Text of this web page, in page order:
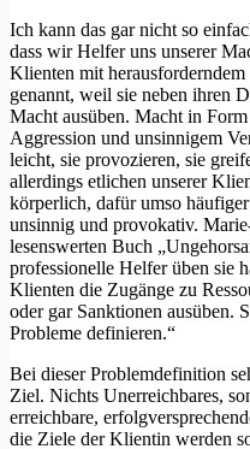
Ich kann das gar nicht so
dass wir Helfer uns unserer
Klienten mit
genannt, weil sie neben ihren
Macht ausüben. Macht in
Aggression und unsinnigem
leicht, sie provozieren, sie
allerdings etlichen unserer
körperlich, dafür umso
unsinnig und provokativ.
lesenswerten Buch
professionelle Helfer üben sie
Klienten die Zugänge zu
oder gar Sanktionen ausüben.
Probleme definieren.“
Bei dieser Problemdefinition
Ziel. Nichts Unerreichbares,
erreichbare,
die Ziele der Klientin werden